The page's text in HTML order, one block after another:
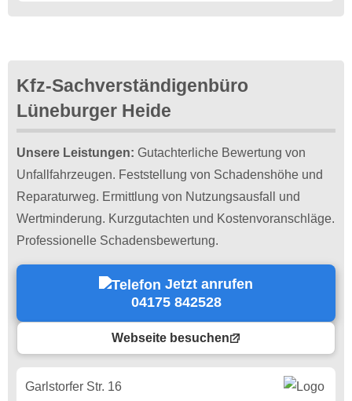
Kfz-Sachverständigenbüro
Lüneburger Heide
Unsere Leistungen: Gutachterliche Bewertung von
Unfallfahrzeugen. Feststellung von Schadenshöhe und
Reparaturweg. Ermittlung von Nutzungsausfall und
Wertminderung. Kurzgutachten und Kostenvoranschläge.
Professionelle Schadensbewertung.
Jetzt anrufen
04175 842528
Webseite besuchen
Garlstorfer Str. 16